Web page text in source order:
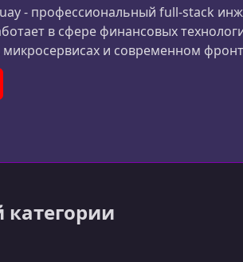
- профессиональный full-stack
в сфере финансовых
микросервисах и современном
знаниями по темам вроде
практические кейсы: архитектура,
категории